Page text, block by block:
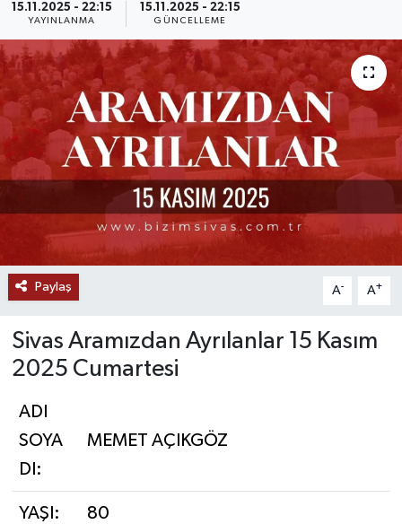
15.11.2025 - 22:15
YAYINLANMA
15.11.2025 - 22:15
GÜNCELLEME
Paylaş A- A+
Sivas Aramızdan Ayrılanlar 15 Kasım
2025 Cumartesi
ADI
SOYA
DI:
MEMET AÇIKGÖZ
YAŞI: 80
RESMİ İLANLAR
SAĞLIK
SİYASET
SOSYAL YARDIMLAR
SPONSORLU YAZI
SPOR
YAŞAM